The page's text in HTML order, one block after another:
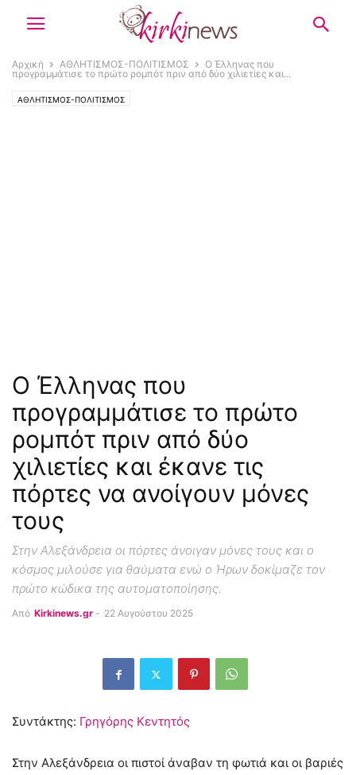
Αρχική ΑΘΛΗΤΙΣΜΟΣ-ΠΟΛΙΤΙΣΜΟΣ
Ο Έλληνας που
προγραμμάτισε το πρώτο ρομπότ πριν από δύο χιλιετίες και...
ΑΘΛΗΤΙΣΜΟΣ-ΠΟΛΙΤΙΣΜΟΣ
Ο Έλληνας που
προγραμμάτισε το πρώτο
ρομπότ πριν από δύο
χιλιετίες και έκανε τις
πόρτες να ανοίγουν μόνες
τους
Στην Αλεξάνδρεια οι πόρτες άνοιγαν μόνες τους και ο
κόσμος μιλούσε για θαύματα ενώ ο Ήρων δοκίμαζε τον
πρώτο κώδικα της αυτοματοποίησης.
Από Kirkinews.gr - 22 Αυγούστου 2025
Συντάκτης: Γρηγόρης Κεντητός
Στην Αλεξάνδρεια οι πιστοί άναβαν τη φωτιά και οι βαριές